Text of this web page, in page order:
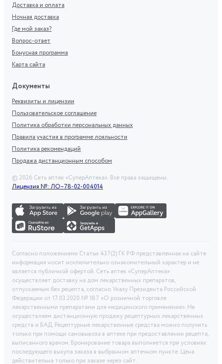
Доставка и оплата
Ночная доставка
Где мой заказ?
Вопрос-ответ
Бонусная программа
Карта сайта
Документы
Реквизиты и лицензии
Пользовательское соглашение
Политика обработки персональных данных
Правила участия в программе лояльности
Политика рекомендаций
Продажа дистанционным способом
© 2026 Сеть аптек «СуперАптека». Все права защищены.
Лицензия №: ЛО–78-02-004014
Согласно положениями Статьи 437(2) ГК РФ представленная на сайте
информация носит исключительно ознакомительный характер и не
является публичной офертой. Сеть аптек «СуперАптека»
осуществляет доставку на дом лекарственных препаратов,
отпускаемым без рецепта, согласно Указу Президента Российской
Федерации от 17.03.2020 № 187 «О розничной торговле
лекарственными препаратами для медицинского применения». Не
осуществляем дистанционную продажу рецептурных лекарственных
средств и БАД. Рецептурные лекарственные средства можно получить
только при помощи самовывоза в аптеке при предоставлении рецепта,
выписанного врачом. Бронирование товара выполняется при условиях
последующего выкупа заказа в выбранном аптечном пункте. Цена
действительна только при заказе через сайт.